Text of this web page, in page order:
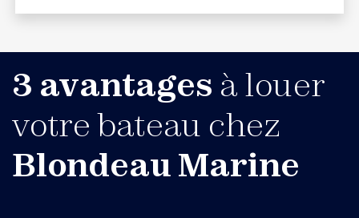
3 avantages à louer
votre bateau chez
Blondeau Marine